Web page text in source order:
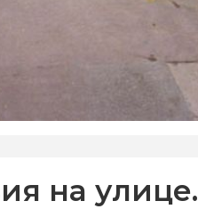
на улице.